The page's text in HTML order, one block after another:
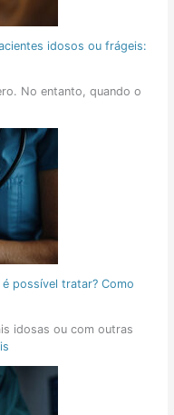
idosos ou frágeis:
No entanto, quando o
possível tratar? Como
idosas ou com outras